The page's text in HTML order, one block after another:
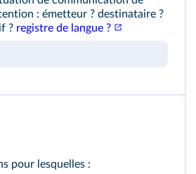
: émetteur ? destinataire ?
? registre de langue ?
pour lesquelles :